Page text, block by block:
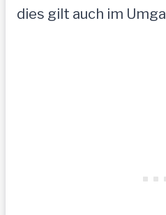
dies gilt auch im